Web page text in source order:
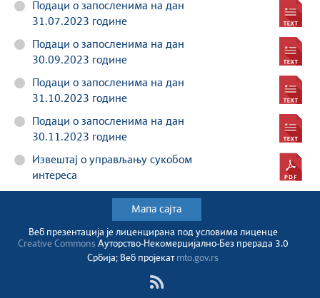
Подаци о запосленима на дан
31.07.2023 године
Подаци о запосленима на дан
30.09.2023 године
Подаци о запосленима на дан
31.10.2023 године
Подаци о запосленима на дан
30.11.2023 године
Извештај о управљању сукобом
интереса
Мапа сајта
Веб презентација jе лиценциранa под условима лиценце
Creative CommonsАуторство-Некомерцијално-Без прерада 3.0
Србија; Веб пројекат mto.gov.rs